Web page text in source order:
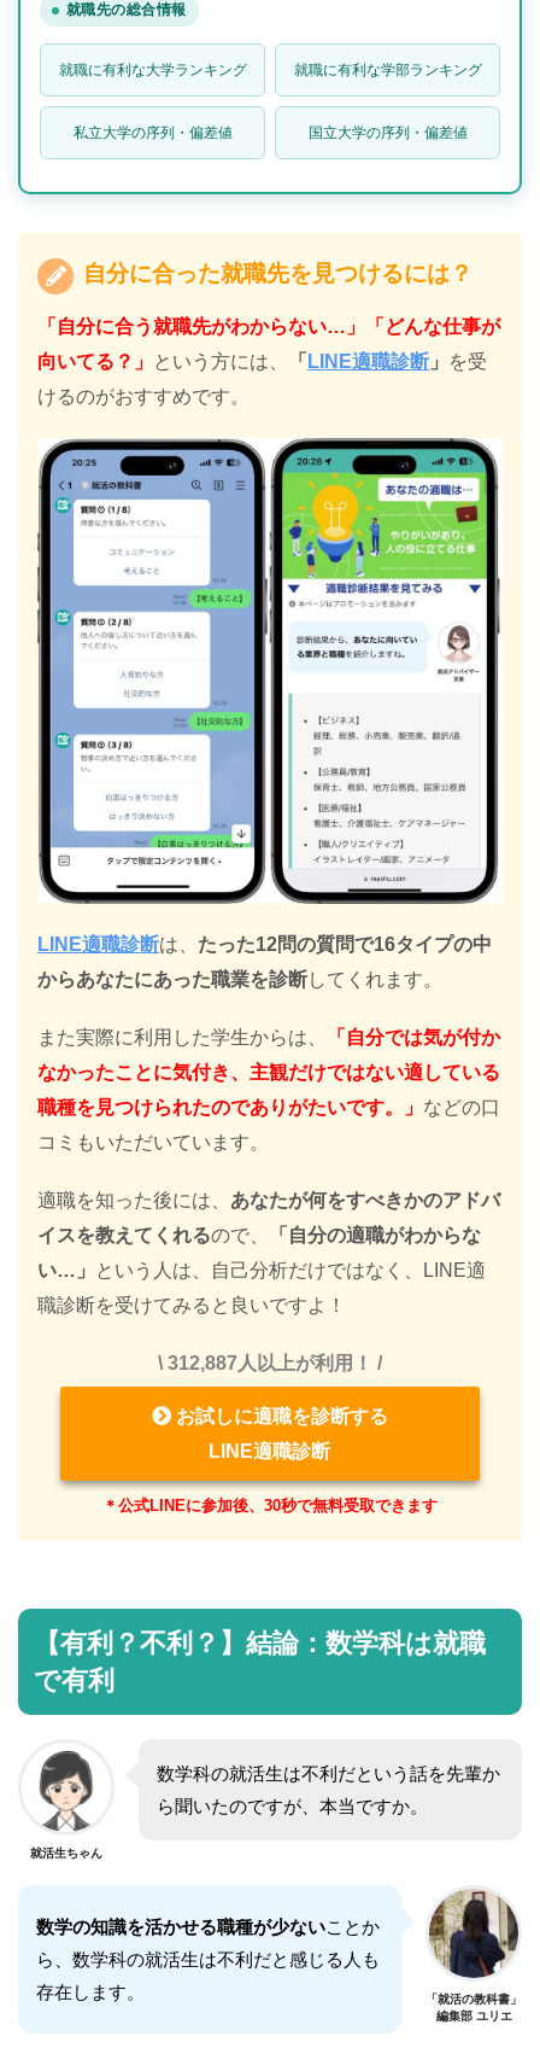
就職先の総合情報
就職に有利な大学ランキング 就職に有利な学部ランキング
私立大学の序列・偏差値 国立大学の序列・偏差値
自分に合った就職先を見つけるには？
「自分に合う就職先がわからない…」「どんな仕事が
向いてる？」 という方には、 「 LINE適職診断 」
を受
けるのがおすすめです。
LINE適職診断は、 たった12問の質問で16タイプの中
からあなたにあった職業を診断してくれます。
また実際に利用した学生からは、
「自分では気が付か
なかったことに気付き、主観だけではない適している
職種を見つけられたのでありがたいです。」 などの口
コミもいただいています。
適職を知った後には、 あなたが何をすべきかのアドバ
イスを教えてくれるので、
「自分の適職がわからな
い…」
という人は、自己分析だけではなく、LINE適
職診断を受けてみると良いですよ！
\ 312,887人以上が利用！ /
お試しに適職を診断する
LINE適職診断
＊公式LINEに参加後、30秒で無料受取できます
【有利？不利？】結論：数学科は就職
で有利
就活生ちゃん
数学科の就活生は不利だという話を先輩か
ら聞いたのですが、本当ですか。
数学の知識を活かせる職種が少ないことか
ら、数学科の就活生は不利だと感じる人も
存在します。
「就活の教科書」
編集部 ユリエ